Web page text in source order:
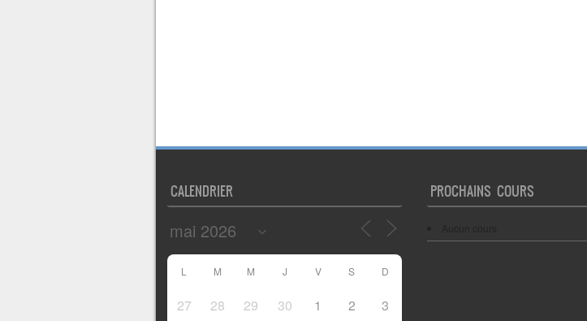
CALENDRIER
L M M J V S D
27 28 29 30 1 2 3
PROCHAINS COURS